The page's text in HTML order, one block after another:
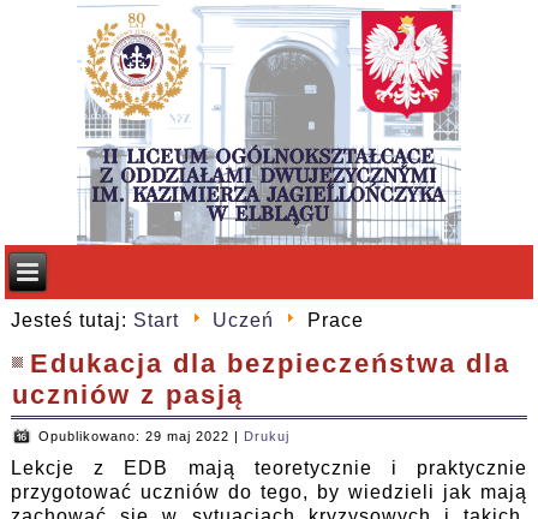
Jesteś tutaj: Start Uczeń Prace
Edukacja dla bezpieczeństwa dla
uczniów z pasją
Opublikowano: 29 maj 2022 | Drukuj
Lekcje z EDB mają teoretycznie i praktycznie
przygotować uczniów do tego, by wiedzieli jak mają